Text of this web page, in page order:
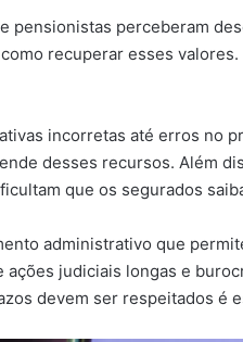
pensionistas perceberam
recuperar esses
incorretas até erros no
desses recursos. Além
que os segurados
administrativo que
judiciais longas e
devem ser respeitados é